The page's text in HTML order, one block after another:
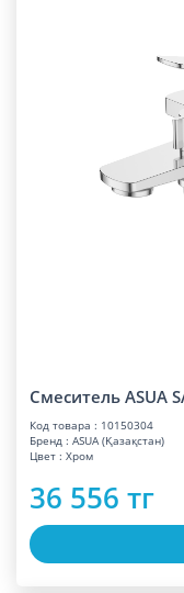
Смеситель ASUA
Код товара : 10150304
Бренд : ASUA (Қазақстан)
Цвет : Хром
36 556 тг